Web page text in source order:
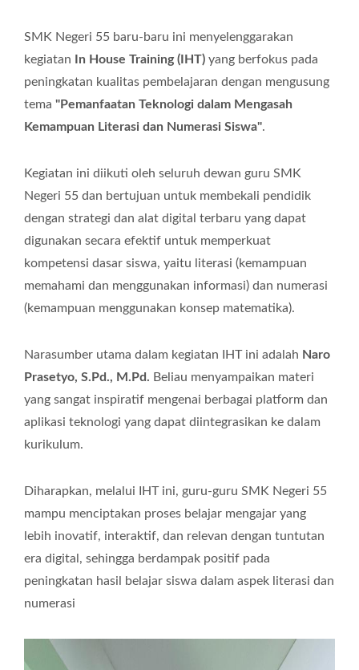
SMK Negeri 55 baru-baru ini menyelenggarakan
kegiatan
In House Training (IHT) yang berfokus pada
peningkatan kualitas pembelajaran dengan mengusung
tema "Pemanfaatan Teknologi dalam Mengasah
Kemampuan Literasi dan Numerasi Siswa".
Kegiatan ini diikuti oleh seluruh dewan guru SMK
Negeri 55 dan bertujuan untuk membekali pendidik
dengan strategi dan alat digital terbaru yang dapat
digunakan secara efektif untuk memperkuat
kompetensi dasar siswa, yaitu literasi (kemampuan
memahami dan menggunakan informasi) dan numerasi
(kemampuan menggunakan konsep matematika).
Narasumber utama dalam kegiatan IHT ini adalah Naro
Prasetyo, S.Pd., M.Pd. Beliau menyampaikan materi
yang sangat inspiratif mengenai berbagai platform dan
aplikasi teknologi yang dapat diintegrasikan ke dalam
kurikulum.
Diharapkan, melalui IHT ini, guru-guru SMK Negeri 55
mampu menciptakan proses belajar mengajar yang
lebih inovatif, interaktif, dan relevan dengan tuntutan
era digital, sehingga berdampak positif pada
peningkatan hasil belajar siswa dalam aspek literasi dan
numerasi